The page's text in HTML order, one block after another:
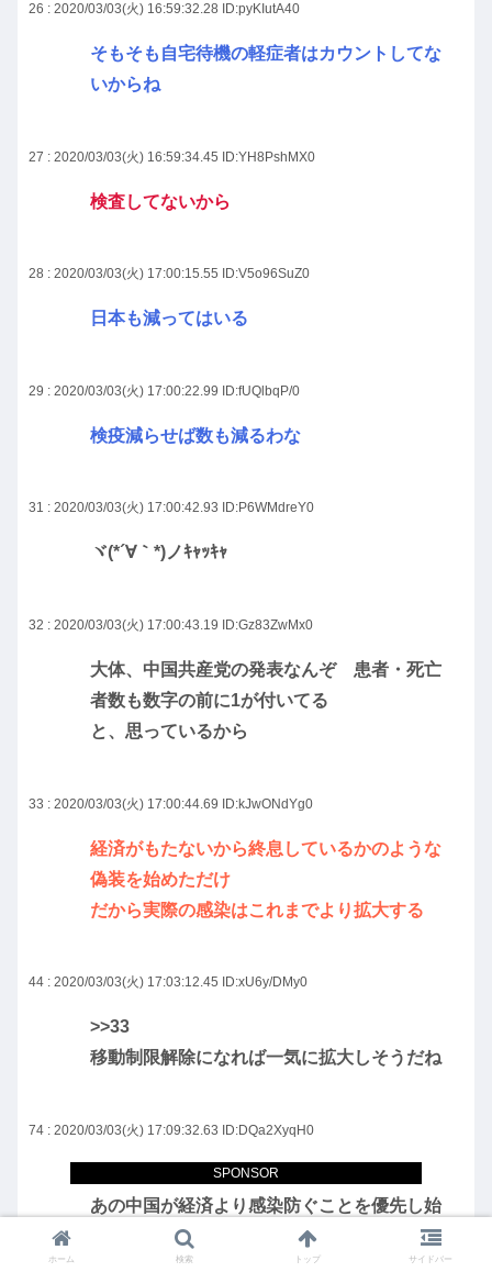
SPONSOR
26 : 2020/03/03(火) 16:59:32.28 ID:pyKIutA40
そもそも自宅待機の軽症者はカウントしてな
いからね
27 : 2020/03/03(火) 16:59:34.45 ID:YH8PshMX0
検査してないから
28 : 2020/03/03(火) 17:00:15.55 ID:V5o96SuZ0
日本も減ってはいる
29 : 2020/03/03(火) 17:00:22.99 ID:fUQlbqP/0
検疫減らせば数も減るわな
31 : 2020/03/03(火) 17:00:42.93 ID:P6WMdreY0
ヾ(*´∀｀*)ノｷｬｯｷｬ
32 : 2020/03/03(火) 17:00:43.19 ID:Gz83ZwMx0
大体、中国共産党の発表なんぞ 患者・死亡
者数も数字の前に1が付いてる
と、思っているから
33 : 2020/03/03(火) 17:00:44.69 ID:kJwONdYg0
経済がもたないから終息しているかのような
偽装を始めただけ
だから実際の感染はこれまでより拡大する
44 : 2020/03/03(火) 17:03:12.45 ID:xU6y/DMy0
>>33
移動制限解除になれば一気に拡大しそうだね
74 : 2020/03/03(火) 17:09:32.63 ID:DQa2XyqH0
あの中国が経済より感染防ぐことを優先し始
めたんだから凶悪なウイルスに違いない→感
染より経済の方を優先しても問題無い程度の
ホーム 検索 トップ サイドバー